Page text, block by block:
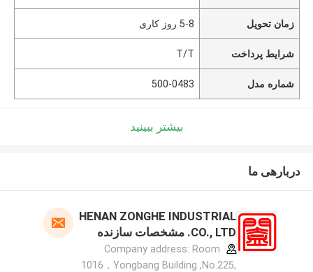
زمان تحویل 5-8 روز کاری
شرایط پرداخت T/T
شماره مدل 500-0483
بیشتر ببینید
دربارهی ما
HENAN ZONGHE INDUSTRIAL
CO., LTD. مشخصات سازنده
Company address: Room
1016，Yongbang Building ,No.225,